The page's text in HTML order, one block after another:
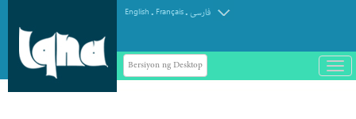
English . Français.فارسی
Bersiyon ng Desktop
باز
و